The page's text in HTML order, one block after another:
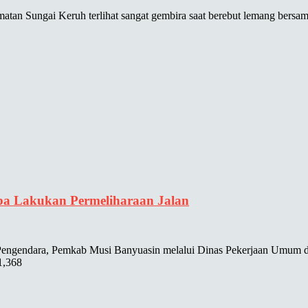
Sungai Keruh terlihat sangat gembira saat berebut lemang
Lakukan Permeliharaan Jalan
Pemkab Musi Banyuasin melalui Dinas Pekerjaan Umum